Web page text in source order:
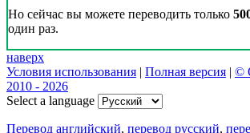
Но сейчас вы можете переводить только
один раз.
наверх
Условия использования | Полная версия | ©
2010 - 2026
Select a language
Перевод английский, перевод русский,